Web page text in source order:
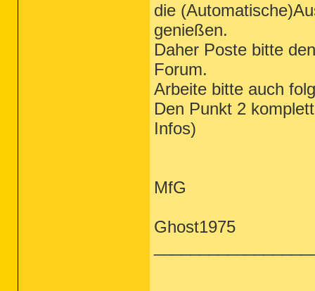
die
genießen.
Daher Poste bitte
Forum.
Arbeite bitte auch
Den Punkt 2
Infos)
MfG
Ghost1975